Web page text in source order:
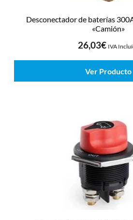
Desconectador de baterías
«Camión»
26,03€ IVA
Ver Producto